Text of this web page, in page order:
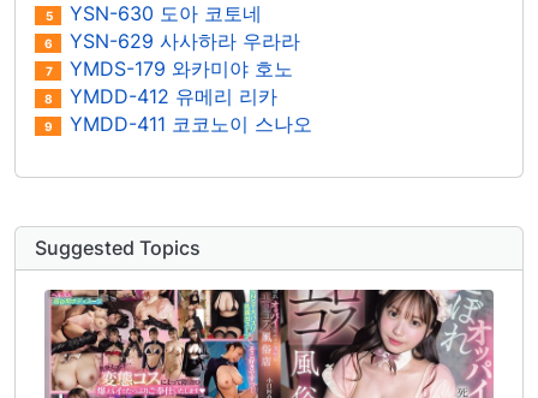
5 YSN-630 도아 코토네
6 YSN-629 사사하라 우라라
7 YMDS-179 와카미야 호노
8 YMDD-412 유메리 리카
9 YMDD-411 코코노이 스나오
Suggested Topics